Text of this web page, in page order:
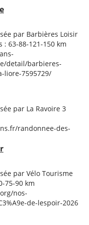
par Barbières Loisir
: 63-88-121-150 km
detail/barbieres-
liore-7595729/
par La Ravoire 3
randonnee-des-
par Vélo Tourisme
75-90 km
nos-
de-lespoir-2026